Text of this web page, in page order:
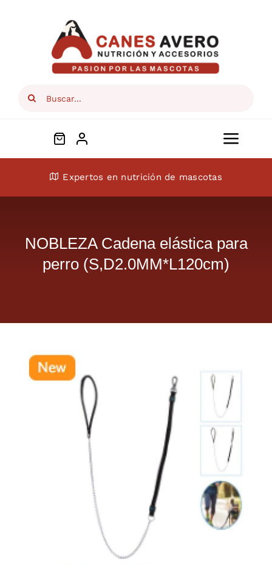
Search
Conócenos
Antiparasitarios
Expertos en nutrición de mascotas
NOBLEZA Cadena elástica para
perro (S,D2.0MM*L120cm)